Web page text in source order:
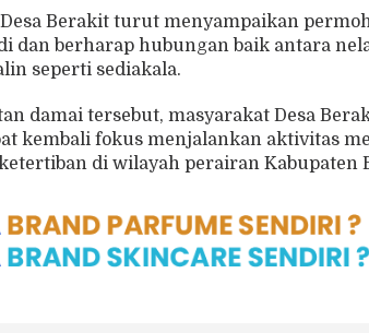
Berakit turut menyampaikan
dan berharap hubungan baik antara
seperti sediakala.
damai tersebut, masyarakat Desa
kembali fokus menjalankan aktivitas
di wilayah perairan Kabupaten